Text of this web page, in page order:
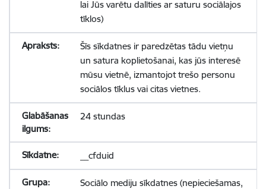
lai Jūs varētu dalīties ar saturu sociālajos
tīklos)
Šīs sīkdatnes ir paredzētas tādu vietņu
un satura koplietošanai, kas jūs interesē
mūsu vietnē, izmantojot trešo personu
sociālos tīklus vai citas vietnes.
24 stundas
__cfduid
Sociālo mediju sīkdatnes (nepieciešamas,